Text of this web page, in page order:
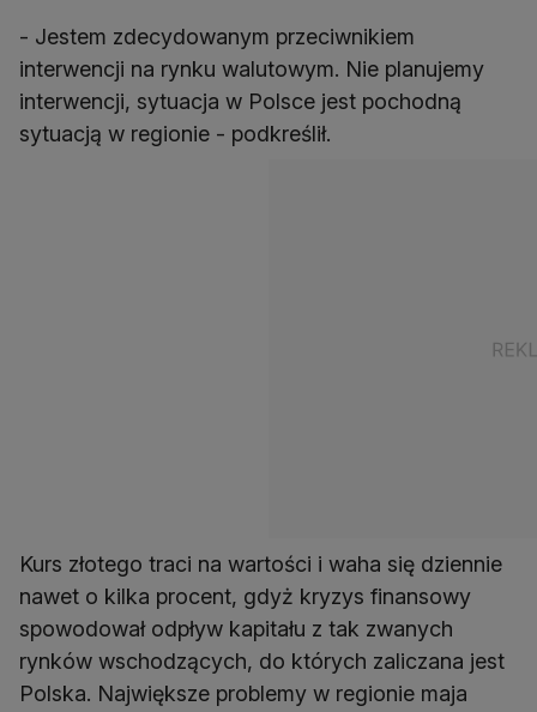
- Jestem zdecydowanym przeciwnikiem
interwencji na rynku walutowym. Nie planujemy
interwencji, sytuacja w Polsce jest pochodną
sytuacją w regionie - podkreślił.
Kurs złotego traci na wartości i waha się dziennie
nawet o kilka procent, gdyż kryzys finansowy
spowodował odpływ kapitału z tak zwanych
rynków wschodzących, do których zaliczana jest
Polska. Największe problemy w regionie maja